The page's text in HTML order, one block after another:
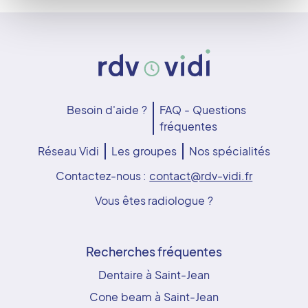
Besoin d'aide ?
FAQ - Questions
fréquentes
Réseau Vidi
Les groupes
Nos spécialités
Contactez-nous : contact@rdv-vidi.fr
Vous êtes radiologue ?
Recherches fréquentes
Dentaire à Saint-Jean
Cone beam à Saint-Jean